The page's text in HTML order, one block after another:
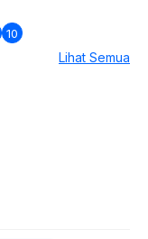
10
Lihat Semua